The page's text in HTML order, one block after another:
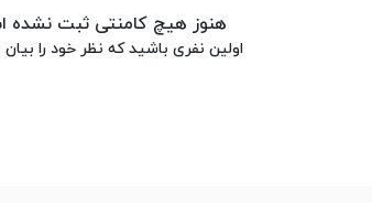
هنوز هیچ کامنتی ثبت نشده
اولین نفری باشید که نظر خود را